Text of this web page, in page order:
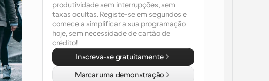
produtividade sem interrupções, sem
taxas ocultas. Registe-se em segundos e
comece a simplificar a sua programação
hoje, sem necessidade de cartão de
crédito!
Inscreva-se gratuitamente
Marcar uma demonstração